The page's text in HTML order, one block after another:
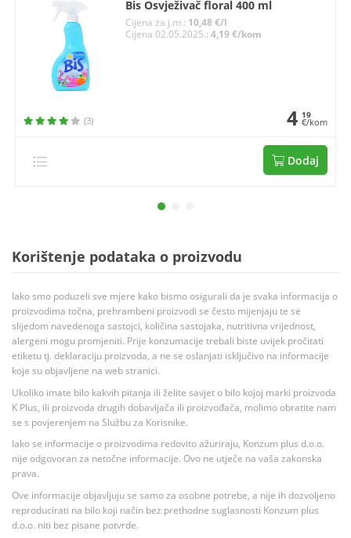
Bis Osvježivač floral 400 ml
Cijena za j.m.: 10,48 €/l
Cijena 02.05.2025.:4,19 €/kom
(3) 4 19
€/kom
Dodaj
Korištenje podataka o proizvodu
Iako smo poduzeli sve mjere kako bismo osigurali da je svaka informacija o
proizvodima točna, prehrambeni proizvodi se često mijenjaju te se
slijedom navedenoga sastojci, količina sastojaka, nutritivna vrijednost,
alergeni mogu promjeniti. Prije konzumacije trebali biste uvijek pročitati
etiketu tj. deklaraciju proizvoda, a ne se oslanjati isključivo na informacije
koje su objavljene na web stranici.
Ukoliko imate bilo kakvih pitanja ili želite savjet o bilo kojoj marki proizvoda
K Plus, ili proizvoda drugih dobavljača ili proizvođača, molimo obratite nam
se s povjerenjem na Službu za Korisnike.
Iako se informacije o proizvodima redovito ažuriraju, Konzum plus d.o.o.
nije odgovoran za netočne informacije. Ovo ne utječe na vaša zakonska
prava.
Ove informacije objavljuju se samo za osobne potrebe, a nije ih dozvoljeno
reproducirati na bilo koji način bez prethodne suglasnosti Konzum plus
d.o.o. niti bez pisane potvrde.